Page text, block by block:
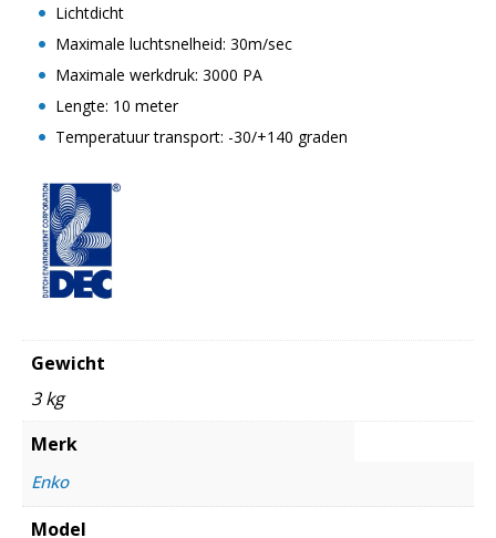
Lichtdicht
Maximale luchtsnelheid: 30m/sec
Maximale werkdruk: 3000 PA
Lengte: 10 meter
Temperatuur transport: -30/+140 graden
Gewicht
3 kg
Merk
Enko
Model